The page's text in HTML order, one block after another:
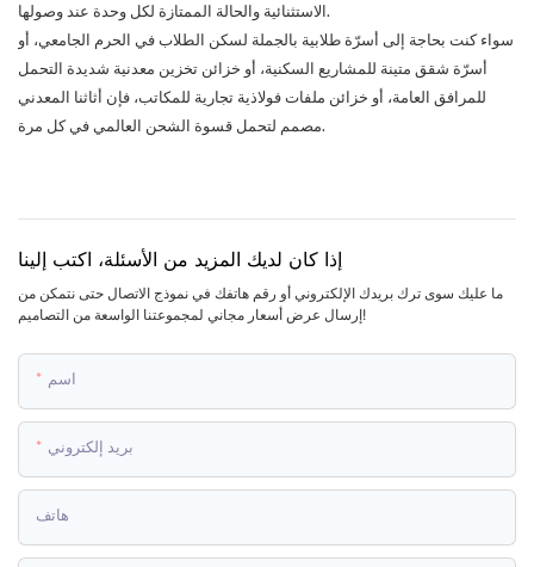
الاستثنائية والحالة الممتازة لكل وحدة عند وصولها.
سواء كنت بحاجة إلى أسرّة طلابية بالجملة لسكن الطلاب في الحرم الجامعي، أو
أسرّة شقق متينة للمشاريع السكنية، أو خزائن تخزين معدنية شديدة التحمل
للمرافق العامة، أو خزائن ملفات فولاذية تجارية للمكاتب، فإن أثاثنا المعدني
مصمم لتحمل قسوة الشحن العالمي في كل مرة.
إذا كان لديك المزيد من الأسئلة، اكتب إلينا
ما عليك سوى ترك بريدك الإلكتروني أو رقم هاتفك في نموذج الاتصال حتى نتمكن من
إرسال عرض أسعار مجاني لمجموعتنا الواسعة من التصاميم!
اسم
بريد إلكتروني
هاتف